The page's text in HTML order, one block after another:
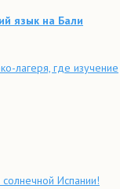
язык на Бали
лагеря, где изучение
Испании!